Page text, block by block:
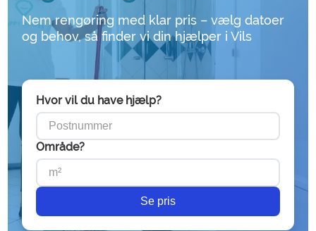
Nem rengøring med klar pris – vælg datoer
og behov, så finder vi din hjælper i Vils
Hvor vil du have hjælp?
Område?
Se pris